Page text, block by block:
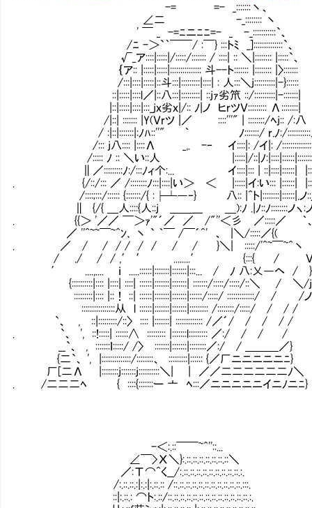
-= =- _:::::::丶、
∠二 -_:::::::: 丶
' ￣ _ -=ﾆニﾆﾆ=- _ -_:::::::::::`、
/ﾆ -＞`｀￣￣/ :￣} :::トﾐ _]::::::::::::::`、
√_ア::::|:::::|/:::::/::::::: / ::::| :: ＼|:::::::: |:::::`、
｛ア:: |:::::|:::::|::::::::::::::: 斗--ト::::::: |:::::::: |〉:::::::
/:::|::::|:::::|::斗:::|:::::::::|::::| : 人:::＼j::::::::::|-}::::::
::|:::::|::::l／|::八:::|:::::::::| ::jｧ劣笊 ::/::::::::::|-:::::::|
|::|:::::|::::|:::_jｘ劣ｘ|/:: ﾉ|ノ ヒrツＶ::::::::: Λ::::::::|
/|::| ::::::: |Y(Ｖrツ |／ ::::'''" | ::::::::/ﾍj:: /:八
/ :|::|:::::::|:ﾉﾊ::''" ｀ ﾉ:::::::/ r.ﾉ:/:::::::::::. 先生は沢
/::: j八:::: |::::Λ _,. -‐ イ::::|: /イ|: /
/::::: ﾉ :: ＼い::人 |:::::|/::|ﾉ
∥／:::::::::ﾉ:/:::ﾉィ个:... イ::::|::: | ::|::::|::::::|
. {/::/::: ／ /::::::::ﾉ:::|::::|い＞ ＜ |:::::|イ:い::: |::::::|
/::::;:::/:::::: {:::::::/{ :├┴―‐} 八:: |^ト|::::::::|::::::|.ノ
∥ {/{ ＿人::::{人::j ＿＿___ ＿):ﾉ .|ﾉ::ﾉ::::::::ノヽ:
. {{＞ '／／ ￣＞ｧ'"´／ ／ /"''＜彡 ／:::::／ ｀
／ ''^~~￣~^ﾝ､ 丶 ` ｀￣ /￣´^' 、 |＼/:::::／{(
. ／ / / / / / / / / }＼| :::::/'^~￣~^丶
/ ./ / / ,′ ′ ........′ {:::{ /
′ ....,.... ｉ .....::::::|:::::::|:::::::|:::... / ﾉ 八:乂―ヘ / }
{::::::::::|:::: |::::| ::::| ::::::|:::::::|:::::::| :::::::/:::::/:::::/::＼ / ＼/j
:::::::::|:::: |::！ ::| ::::::|:::::::|:::::::|::::::/:::::/ :::::::::::::/ / /ノ
::::::::::::::::从 l ::::::|:::::::|:::::::|::::::::: /::::::::/:::::/ / / /
`、 , ::|:::::::::/::〉 :::: |:::::::| ::::::::::::: /／´/ / / / /
. `、 ', ::!:::::| ::::::∧ ::::::::: |:::::::l::::::::: ／:/ / / /
__`、 , :::::::ｌ:::::/ /〉 :::::::|:::::::|::::::::／:/ / ＿＿＿／}
{二`、 ', |::::::::::::::/::::::::、 :::::::::|:::::: {／厂ニニニニニﾆ}
厂[二Λ |::::::::j:::::::j::::::::::＼| | ／／二二二二二二ﾉ＼
. /二二二ﾍ { ::::{:::::::ー 亠 ﾍ:::／ニニニニニイニﾉニﾆ}
-＜:.::￣￣~^''::...
∠￣>Χ＼}:.::.::.::.::.::.::.::＼
／:Τ⌒^く__/:.::.::.::.::.::.::.::.::.::.:.
/:.::.::.:|:.:|:.::.:: /::.::.::.::.::.::.::.::.::.::.::.:::.
::|:.::.: ⌒ト:.::/::.::.::.::.::.::.::.::.::.::.::.::.::.:.